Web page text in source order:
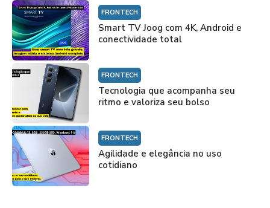
FRONTECH
Smart TV Joog com 4K, Android e
conectividade total
FRONTECH
Tecnologia que acompanha seu
ritmo e valoriza seu bolso
FRONTECH
Agilidade e elegância no uso
cotidiano